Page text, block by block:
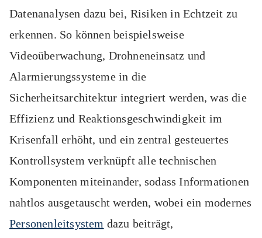
Datenanalysen dazu bei, Risiken in Echtzeit zu
erkennen. So können beispielsweise
Videoüberwachung, Drohneneinsatz und
Alarmierungssysteme in die
Sicherheitsarchitektur integriert werden, was die
Effizienz und Reaktionsgeschwindigkeit im
Krisenfall erhöht, und ein zentral gesteuertes
Kontrollsystem verknüpft alle technischen
Komponenten miteinander, sodass Informationen
nahtlos ausgetauscht werden, wobei ein modernes
Personenleitsystem dazu beiträgt,